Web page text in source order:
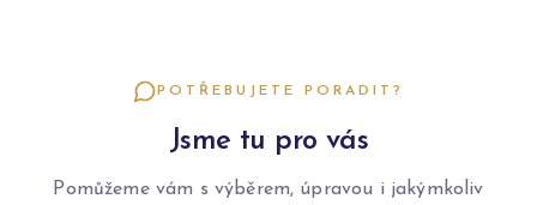
POTŘEBUJETE PORADIT?
Jsme tu pro vás
Pomůžeme vám s výběrem, úpravou i jakýmkoliv